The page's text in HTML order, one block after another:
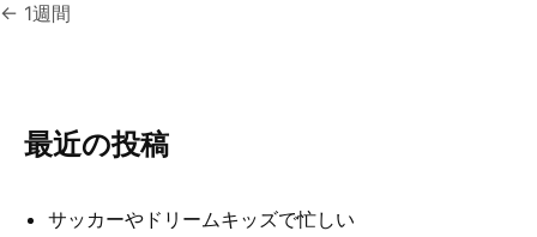
投
ビ
← 1週間
最近の投稿
サッカーやドリームキッズで忙しい